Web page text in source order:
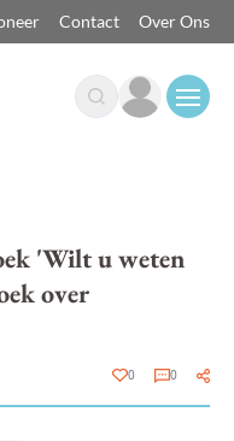
Contact Over Ons
'Wilt u weten
over
0 0